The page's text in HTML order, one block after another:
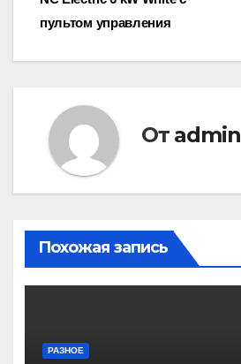
пультом управления
От admin
Похожая запись
РАЗНОЕ